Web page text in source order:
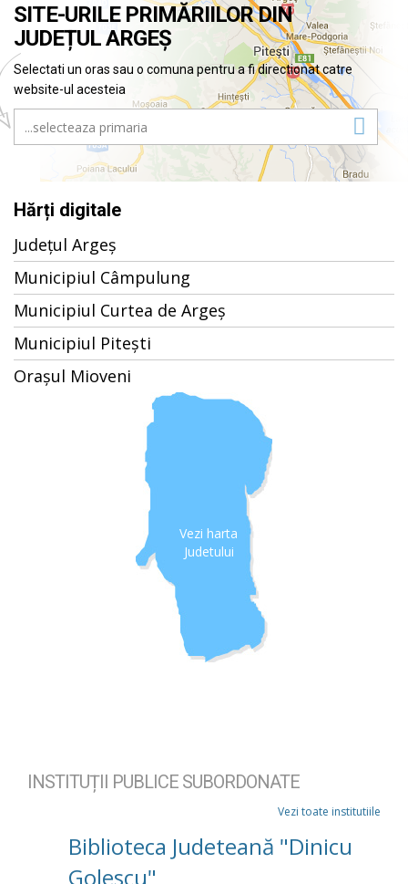
SITE-URILE PRIMĂRIILOR DIN
JUDEȚUL ARGEȘ
Selectati un oras sau o comuna pentru a fi directionat catre
website-ul acesteia
Hărți digitale
Județul Argeș
Municipiul Câmpulung
Municipiul Curtea de Argeș
Municipiul Pitești
Orașul Mioveni
Vezi harta
Judetului
INSTITUȚII PUBLICE SUBORDONATE
Vezi toate institutiile
Biblioteca Judeteană "Dinicu
Golescu"